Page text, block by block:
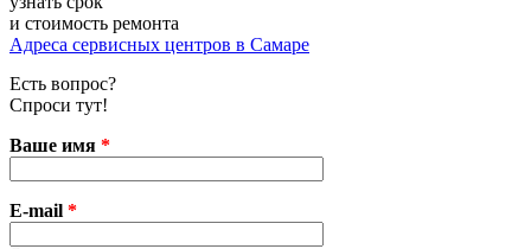
и стоимость ремонта
Адреса сервисных центров в Самаре
Есть вопрос?
Спроси тут!
Ваше имя *
E-mail *